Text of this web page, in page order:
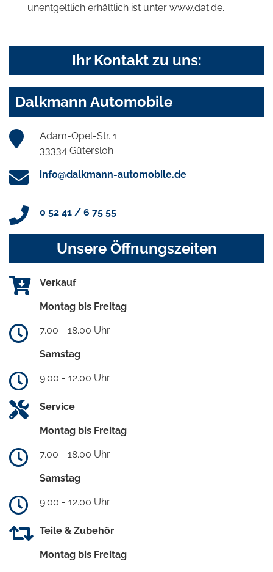
unentgeltlich erhältlich ist unter www.dat.de.
Ihr Kontakt zu uns:
Dalkmann Automobile
Adam-Opel-Str. 1
33334 Gütersloh
info@dalkmann-automobile.de
0 52 41 / 6 75 55
Unsere Öffnungszeiten
Verkauf
Montag bis Freitag
7.00 - 18.00 Uhr
Samstag
9.00 - 12.00 Uhr
Service
Montag bis Freitag
7.00 - 18.00 Uhr
Samstag
9.00 - 12.00 Uhr
Teile & Zubehör
Montag bis Freitag